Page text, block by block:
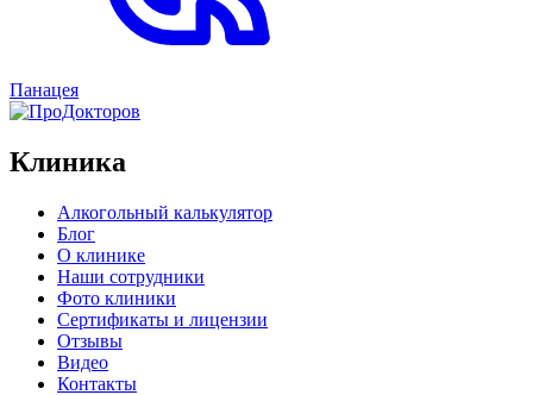
Панацея
Клиника
Алкогольный калькулятор
Блог
О клинике
Наши сотрудники
Фото клиники
Сертификаты и лицензии
Отзывы
Видео
Контакты